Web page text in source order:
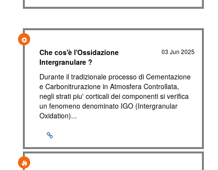
03 Jun 2025
Che cos'è l'Ossidazione
Intergranulare ?
Durante il tradizionale processo di Cementazione
e Carbonitrurazione in Atmosfera Controllata,
negli strati piu' corticali dei componenti si verifica
un fenomeno denominato IGO (Intergranular
Oxidation)...